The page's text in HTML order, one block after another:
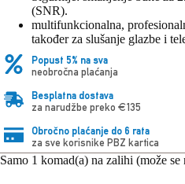
(SNR).
multifunkcionalna,
također za slušanje glazbe i
Popust 5% na sva
neobročna plaćanja
Besplatna dostava
za narudžbe preko €135
Obročno plaćanje do 6 rata
za sve korisnike PBZ kartica
Samo 1 komad(a) na zalihi (može